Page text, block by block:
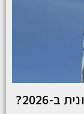
2026?